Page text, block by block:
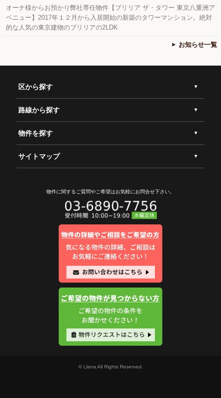
オーナ様からお預かり弊社専任物件【ブリリア ザ・タワー 東京八重洲ア
ベニュー】2017年１２月から入居開始の新築のタワーマンション。絶対
的な人気の東京建物のブリリアの2LDK
お知らせ一覧
区から探す
路線から探す
物件を探す
サイトマップ
物件に関するご質問やご希望はお気軽にお問合せ下さい。
© Litera All Rights Reserved.